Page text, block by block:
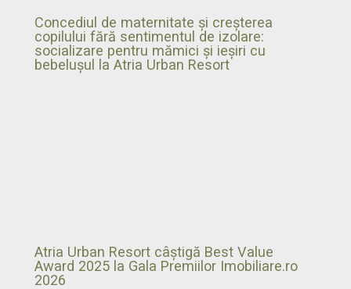
Concediul de maternitate și creșterea
copilului fără sentimentul de izolare:
socializare pentru mămici și ieșiri cu
bebelușul la Atria Urban Resort
Atria Urban Resort câștigă Best Value
Award 2025 la Gala Premiilor Imobiliare.ro
2026